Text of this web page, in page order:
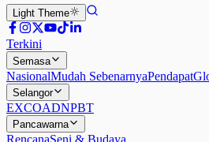
Light Theme
Terkini
Semasa
NasionalMudah SebenarnyaPendapat
Selangor
EXCOADNPBT
Pancawarna